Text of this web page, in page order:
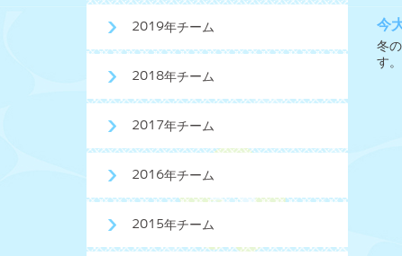
2019年チーム
2018年チーム
2017年チーム
2016年チーム
2015年チーム
今
冬
す。